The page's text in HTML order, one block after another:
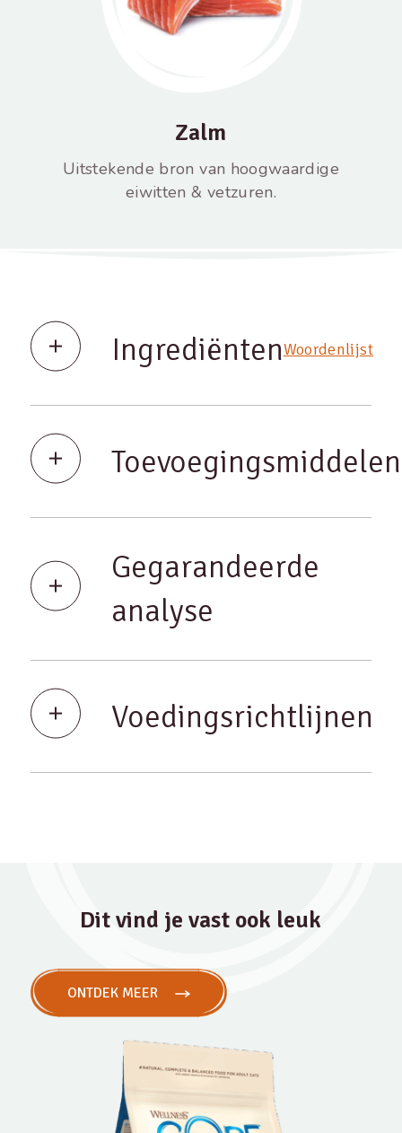
Zalm
Uitstekende bron van hoogwaardige
eiwitten & vetzuren.
IngrediëntenWoordenlijst
Toevoegingsmiddelen
Gegarandeerde
analyse
Voedingsrichtlijnen
Dit vind je vast ook leuk
ONTDEK MEER